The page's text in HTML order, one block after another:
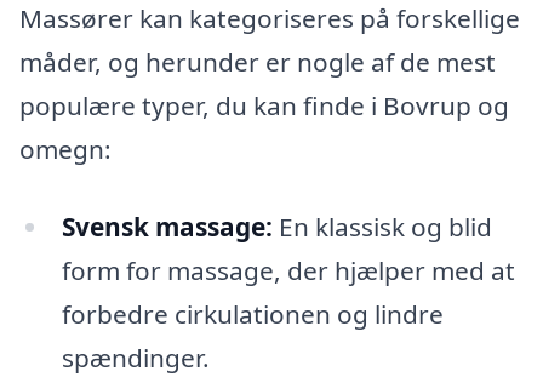
Massører kan kategoriseres på forskellige
måder, og herunder er nogle af de mest
populære typer, du kan finde i Bovrup og
omegn:
Svensk massage: En klassisk og blid
form for massage, der hjælper med at
forbedre cirkulationen og lindre
spændinger.